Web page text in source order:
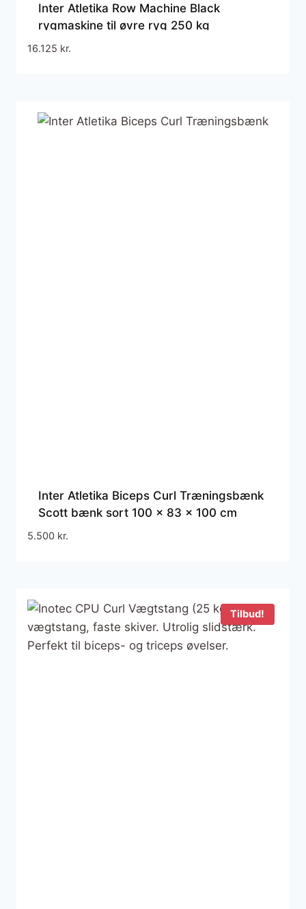
Inter Atletika Row Machine Black
rygmaskine til øvre ryg 250 kg
16.125 kr.
Inter Atletika Biceps Curl Træningsbænk
Scott bænk sort 100 x 83 x 100 cm
5.500 kr.
Tilbud!